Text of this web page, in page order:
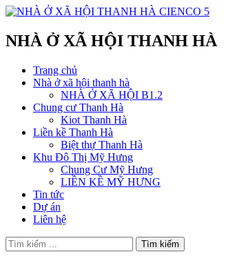
NHÀ Ở XÃ HỘI THANH HÀ
Trang chủ
Nhà ở xã hội thanh hà
NHÀ Ở XÃ HỘI B1.2
Chung cư Thanh Hà
Kiot Thanh Hà
Liền kề Thanh Hà
Biệt thự Thanh Hà
Khu Đô Thị Mỹ Hưng
Chung Cư Mỹ Hưng
LIỀN KỀ MỸ HƯNG
Tin tức
Dự án
Liên hệ